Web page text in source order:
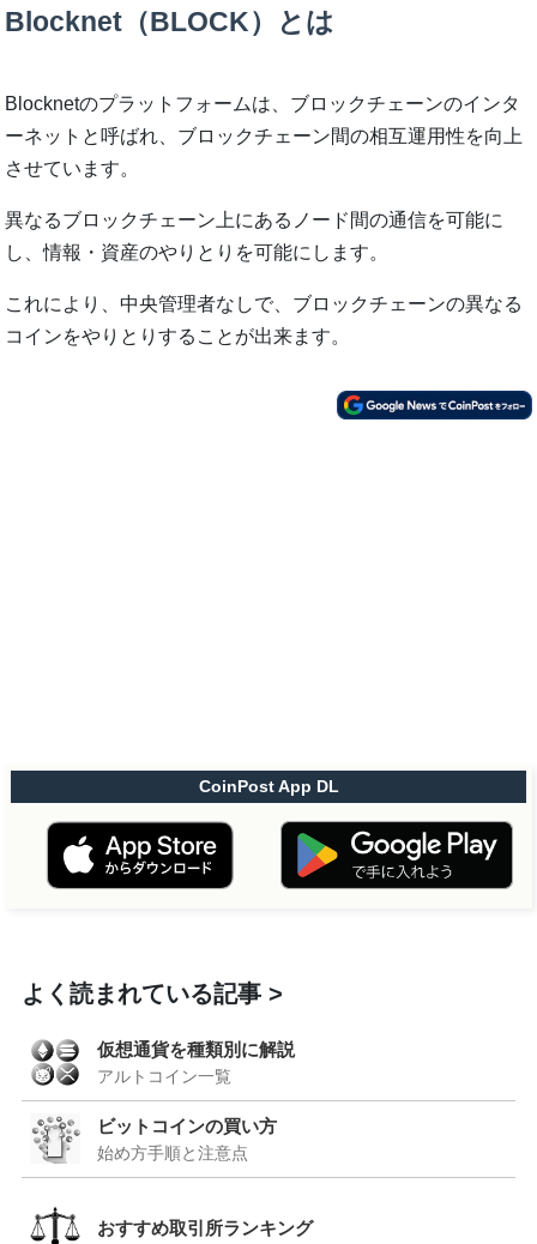
Blocknet（BLOCK）とは
Blocknetのプラットフォームは、ブロックチェーンのインタ
ーネットと呼ばれ、ブロックチェーン間の相互運用性を向上
させています。
異なるブロックチェーン上にあるノード間の通信を可能に
し、情報・資産のやりとりを可能にします。
これにより、中央管理者なしで、ブロックチェーンの異なる
コインをやりとりすることが出来ます。
CoinPost App DL
よく読まれている記事
仮想通貨を種類別に解説
アルトコイン一覧
ビットコインの買い方
始め方手順と注意点
おすすめ取引所ランキング